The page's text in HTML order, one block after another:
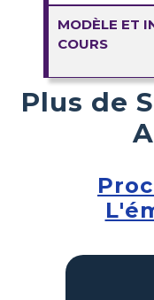
MODÈLE ET
COURS
Plus de